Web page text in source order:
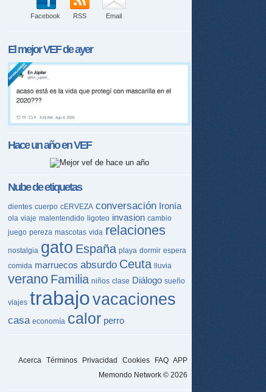
Facebook RSS Email
El mejorVEFde ayer
Hace un año enVEF
Nube de etiquetas
dientes cuerpo cERVEZA conversación Ironía
ola viaje malentendido ligoteo invasion cambio
juego pereza mascotas vida relaciones
nostalgia gato España playa dormir espera
comida marruecos absurdo Ceuta lluvia
verano Familia niños clase Diálogo sueño
viajes trabajovacaciones
casa economía calor perro
Acerca Términos Privacidad Cookies FAQ APP
Memondo Network © 2026